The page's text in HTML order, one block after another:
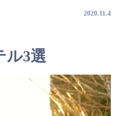
2020.11.4
ル3選